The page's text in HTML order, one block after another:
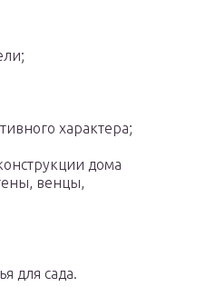
характера;
дома
венцы,
для сада.